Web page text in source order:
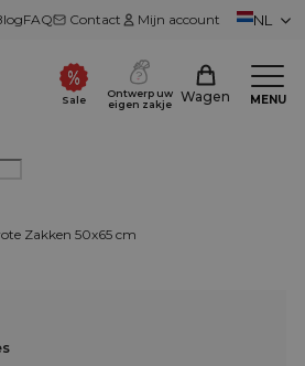
FAQ Contact Mijn account NL
Sale
Ontwerp uw
eigen zakje
Wagen MENU
Zakken 50x65 cm